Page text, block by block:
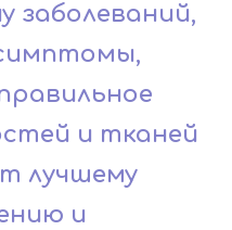
заболеваний,
и тканей
лучшему
и